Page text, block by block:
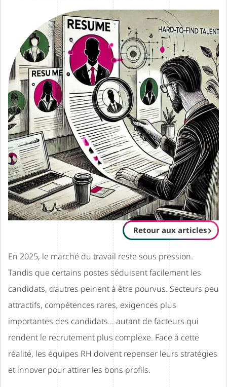
En 2025, le marché du travail reste sous pression.
Tandis que certains postes séduisent facilement les
candidats, d’autres peinent à être pourvus. Secteurs peu
attractifs, compétences rares, exigences plus
importantes des candidats… autant de facteurs qui
rendent le recrutement plus complexe. Face à cette
réalité, les équipes RH doivent repenser leurs stratégies
et innover pour attirer les bons profils.
Retour aux articles